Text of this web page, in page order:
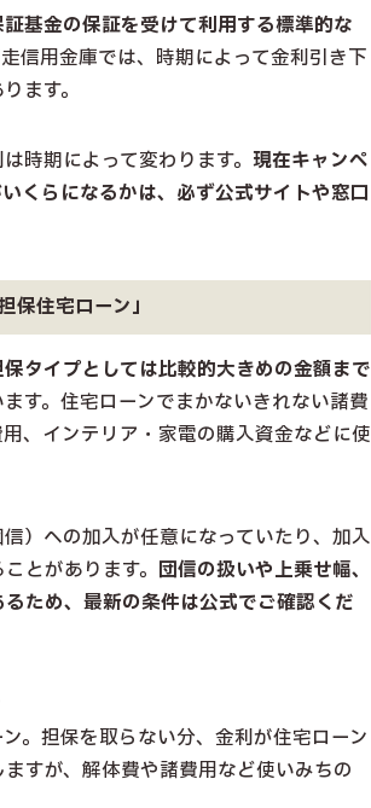
証基金の保証を受けて利用する標準的な
信用金庫では、時期によって金利引き下
ます。
時期によって変わります。 現在キャンペ
くらになるかは、必ず公式サイトや窓口
保住宅ローン」
タイプとしては比較的大きめの金額まで
す。住宅ローンでまかないきれない諸費
、インテリア・家電の購入資金などに使
）への加入が任意になっていたり、加入
とがあります。 団信の扱いや上乗せ幅、
ため、最新の条件は公式でご確認くだ
。担保を取らない分、金利が住宅ローン
すが、解体費や諸費用など使いみちの